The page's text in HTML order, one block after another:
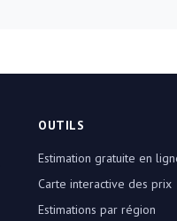
OUTILS
Estimation gratuite en
Carte interactive des prix
Estimations par région